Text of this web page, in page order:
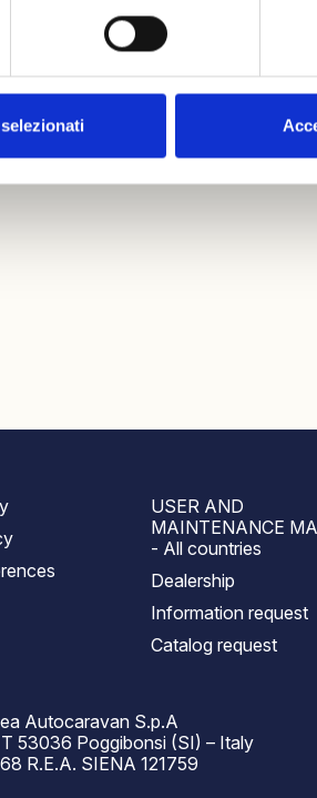
USER AND
MAINTENANCE
- All countries
Dealership
Information request
Catalog request
Autocaravan S.p.A
53036 Poggibonsi (SI) – Italy
R.E.A. SIENA 121759